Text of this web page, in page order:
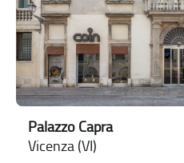
Palazzo Capra
Vicenza (VI)